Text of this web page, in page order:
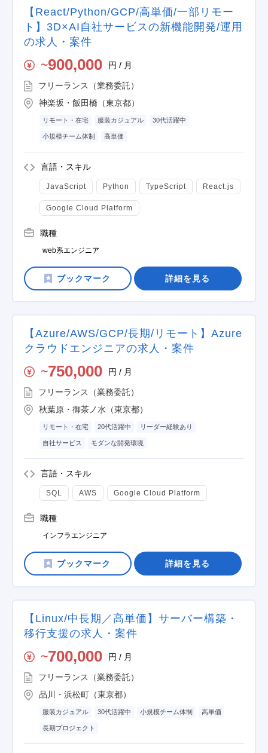
【React/Python/GCP/高単価/一部リモー
ト】3D×AI自社サービスの新機能開発/運用
の求人・案件
〜900,000 円 / 月
フリーランス（業務委託）
神楽坂・飯田橋（東京都）
リモート・在宅 服装カジュアル 30代活躍中
小規模チーム体制 高単価
言語・スキル
JavaScript Python TypeScript React.js
Google Cloud Platform
職種
web系エンジニア
詳細を見る
【Azure/AWS/GCP/長期/リモート】Azure
クラウドエンジニアの求人・案件
〜750,000 円 / 月
フリーランス（業務委託）
秋葉原・御茶ノ水（東京都）
リモート・在宅 20代活躍中 リーダー経験あり
自社サービス モダンな開発環境
言語・スキル
SQL AWS Google Cloud Platform
職種
インフラエンジニア
詳細を見る
【Linux/中長期／高単価】サーバー構築・
移行支援の求人・案件
〜700,000 円 / 月
フリーランス（業務委託）
品川・浜松町（東京都）
服装カジュアル 30代活躍中 小規模チーム体制 高単価
長期プロジェクト